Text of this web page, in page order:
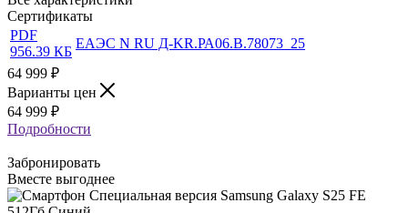
Сертификаты
PDF
956.39 КБ
ЕАЭС N RU Д-KR.РА06.В.78073_25
64 999 ₽
Варианты цен
64 999 ₽
Подробности
Забронировать
Вместе выгоднее